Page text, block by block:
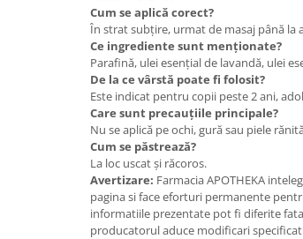
Cum se aplică corect?
În strat subțire, urmat de masaj până la
Ce ingrediente sunt menționate?
Parafină, ulei esențial de lavandă, ulei
De la ce vârstă poate fi folosit?
Este indicat pentru copii peste 2 ani,
Care sunt precauțiile principale?
Nu se aplică pe ochi, gură sau piele
Cum se păstrează?
La loc uscat și răcoros.
Avertizare: Farmacia APOTHEKA
pagina si face eforturi permanente
informatiile prezentate pot fi diferite
producatorul aduce modificari